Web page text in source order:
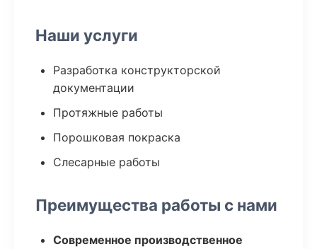
Наши услуги
Разработка конструкторской
документации
Протяжные работы
Порошковая покраска
Слесарные работы
Преимущества работы с нами
Современное производственное